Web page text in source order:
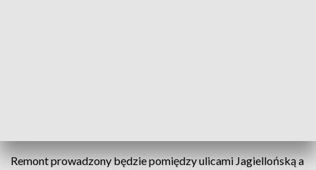
Remont prowadzony będzie pomiędzy ulicami Jagiellońską a